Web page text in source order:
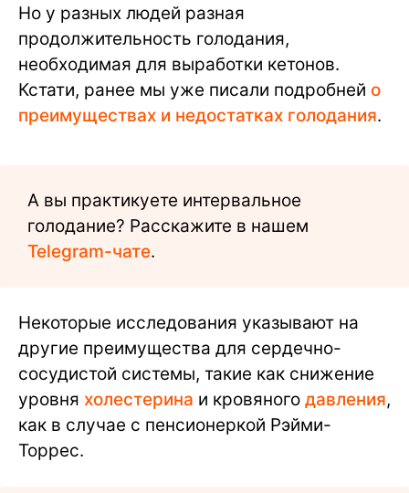
Но у разных людей разная
продолжительность голодания,
необходимая для выработки кетонов.
Кстати, ранее мы уже писали подробней о
преимуществах и недостатках голодания.
А вы практикуете интервальное
голодание? Расскажите в нашем
Telegram-чате.
Некоторые исследования указывают на
другие преимущества для сердечно-
сосудистой системы, такие как снижение
уровня холестерина и кровяного давления,
как в случае с пенсионеркой Рэйми-
Торрес.